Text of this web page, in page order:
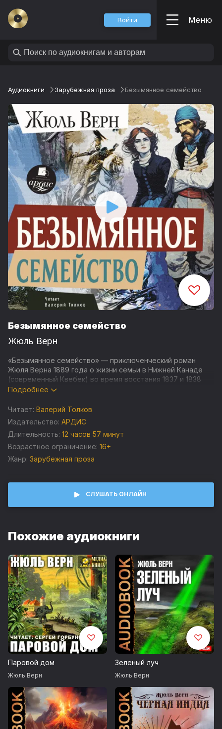
Войти Меню
Аудиокниги Зарубежная проза Безымянное семейство
Безымянное семейство
Жюль Верн
«Безымянное семейство» — приключенческий роман
Жюля Верна 1889 года о жизни семьи в Нижней Канаде
(современный Квебек) во время восстания 1837 и 1838
годов, участники которого стремились создать
сражаются в Войне за независимость, пытаясь искупить
Подробнее
Читает: Валерий Толков
Издательство: АРДИС
Длительность: 12 часов 57 минут
Возрастное ограничение: 16+
Жанр: Зарубежная проза
СЛУШАТЬ ОНЛАЙН
Похожие аудиокниги
Паровой дом
Жюль Верн
Зеленый луч
Жюль Верн